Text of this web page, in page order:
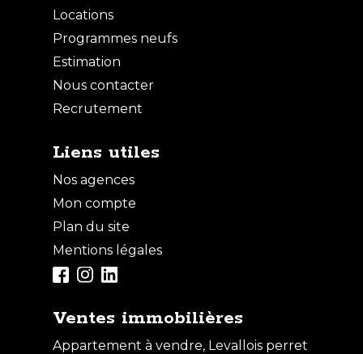
Locations
Programmes neufs
Estimation
Nous contacter
Recrutement
Liens utiles
Nos agences
Mon compte
Plan du site
Mentions légales
Ventes immobilières
Appartement à vendre, Levallois perret